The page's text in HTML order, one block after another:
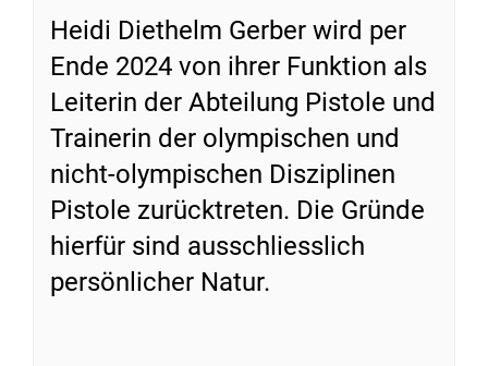
Heidi Diethelm Gerber wird per
Ende 2024 von ihrer Funktion als
Leiterin der Abteilung Pistole und
Trainerin der olympischen und
nicht-olympischen Disziplinen
Pistole zurücktreten. Die Gründe
hierfür sind ausschliesslich
persönlicher Natur.